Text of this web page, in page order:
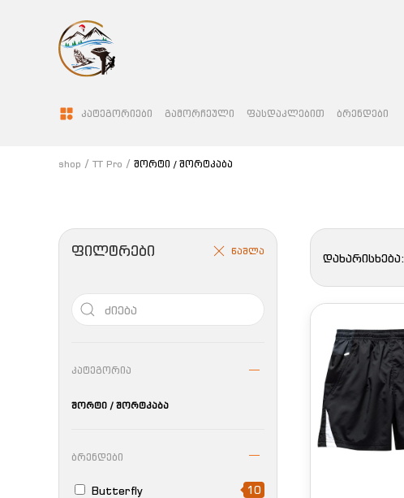
ᲙᲐᲢᲔᲒᲝᲠᲘᲔᲑᲘ ᲒᲐᲛᲝᲠᲩᲔᲣᲚᲘ ᲤᲐᲡᲓᲐᲙᲚᲔᲑᲘᲗ ᲑᲠᲔᲜᲓᲔᲑᲘ
shop TT Pro შორტი / შორტკაბა
დახარისხება:
ᲤᲘᲚᲢᲠᲔᲑᲘ წაშლა
კატეგორია
შორტი / შორტკაბა
ბრენდები
Butterfly 10